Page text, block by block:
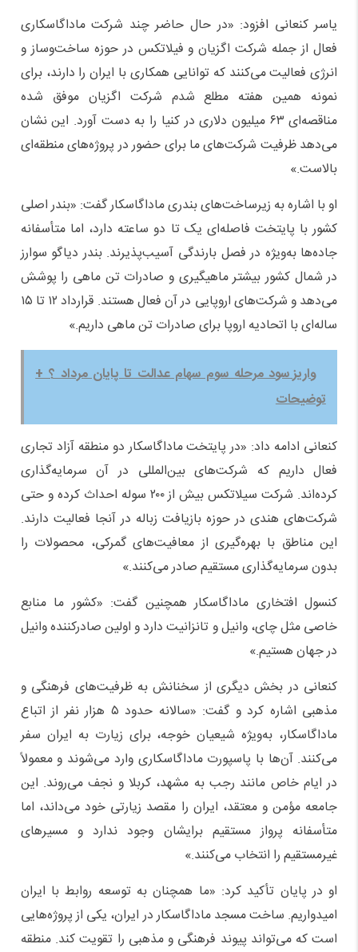
یاسر کنعانی افزود: «در حال حاضر چند شرکت ماداگاسکاری
فعال از جمله شرکت اگزیان و فیلاتکس در حوزه ساخت‌وساز و
انرژی فعالیت می‌کنند که توانایی همکاری با ایران را دارند، برای
نمونه همین هفته مطلع شدم شرکت اگزیان موفق شده
مناقصه‌ای ۶۳ میلیون دلاری در کنیا را به دست آورد. این نشان
می‌دهد ظرفیت شرکت‌های ما برای حضور در پروژه‌های منطقه‌ای
بالاست.»
او با اشاره به زیرساخت‌های بندری ماداگاسکار گفت: «بندر اصلی
کشور با پایتخت فاصله‌ای یک تا دو ساعته دارد، اما متأسفانه
جاده‌ها به‌ویژه در فصل بارندگی آسیب‌پذیرند. بندر دیاگو سوارز
در شمال کشور بیشتر ماهیگیری و صادرات تن ماهی را پوشش
می‌دهد و شرکت‌های اروپایی در آن فعال هستند. قرارداد ۱۲ تا ۱۵
ساله‌ای با اتحادیه اروپا برای صادرات تن ماهی داریم.»
واریز سود مرحله سوم سهام عدالت تا پایان مرداد ؟ +
توضیحات
کنعانی ادامه داد: «در پایتخت ماداگاسکار دو منطقه آزاد تجاری
فعال داریم که شرکت‌های بین‌المللی در آن سرمایه‌گذاری
کرده‌اند. شرکت سیلاتکس بیش از ۲۰۰ سوله احداث کرده و حتی
شرکت‌های هندی در حوزه بازیافت زباله در آنجا فعالیت دارند.
این مناطق با بهره‌گیری از معافیت‌های گمرکی، محصولات را
بدون سرمایه‌گذاری مستقیم صادر می‌کنند.»
کنسول افتخاری ماداگاسکار همچنین گفت: «کشور ما منابع
خاصی مثل چای، وانیل و تانزانیت دارد و اولین صادرکننده وانیل
در جهان هستیم.»
کنعانی در بخش دیگری از سخنانش به ظرفیت‌های فرهنگی و
مذهبی اشاره کرد و گفت: «سالانه حدود ۵ هزار نفر از اتباع
ماداگاسکار، به‌ویژه شیعیان خوجه، برای زیارت به ایران سفر
می‌کنند. آن‌ها با پاسپورت ماداگاسکاری وارد می‌شوند و معمولاً
در ایام خاص مانند رجب به مشهد، کربلا و نجف می‌روند. این
جامعه مؤمن و معتقد، ایران را مقصد زیارتی خود می‌داند، اما
متأسفانه پرواز مستقیم برایشان وجود ندارد و مسیرهای
غیرمستقیم را انتخاب می‌کنند.»
او در پایان تأکید کرد: «ما همچنان به توسعه روابط با ایران
امیدواریم. ساخت مسجد ماداگاسکار در ایران، یکی از پروژه‌هایی
است که می‌تواند پیوند فرهنگی و مذهبی را تقویت کند. منطقه